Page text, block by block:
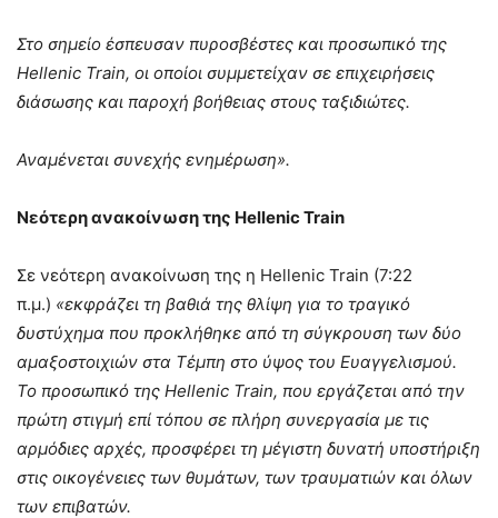
Στο σημείο έσπευσαν πυροσβέστες και προσωπικό της
Hellenic Train, οι οποίοι συμμετείχαν σε επιχειρήσεις
διάσωσης και παροχή βοήθειας στους ταξιδιώτες.
Αναμένεται συνεχής ενημέρωση».
Νεότερηανακοίνωση της Hellenic Train
Σε νεότερη ανακοίνωση της η Hellenic Train (7:22
π.μ.) «εκφράζει τη βαθιά της θλίψη για το τραγικό
δυστύχημα που προκλήθηκε από τη σύγκρουση των δύο
αμαξοστοιχιών στα Τέμπη στο ύψος του Ευαγγελισμού.
Το προσωπικό της Hellenic Train, που εργάζεται από την
πρώτη στιγμή επί τόπου σε πλήρη συνεργασία με τις
αρμόδιες αρχές, προσφέρει τη μέγιστη δυνατή υποστήριξη
στις οικογένειες των θυμάτων, των τραυματιών και όλων
των επιβατών.